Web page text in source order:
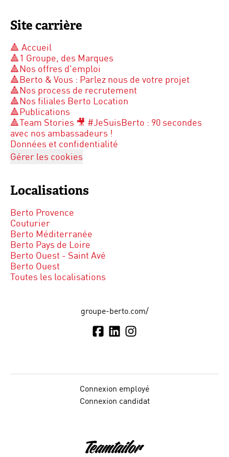
Site carrière
🔺 Accueil
🔺1 Groupe, des Marques
🔺Nos offres d'emploi
🔺Berto & Vous : Parlez nous de votre projet
🔺Nos process de recrutement
🔺Nos filiales Berto Location
🔺Publications
🔺Team Stories 🎥 #JeSuisBerto : 90 secondes
avec nos ambassadeurs !
Données et confidentialité
Gérer les cookies
Localisations
Berto Provence
Couturier
Berto Méditerranée
Berto Pays de Loire
Berto Ouest - Saint Avé
Berto Ouest
Toutes les localisations
groupe-berto.com/
Connexion employé
Connexion candidat